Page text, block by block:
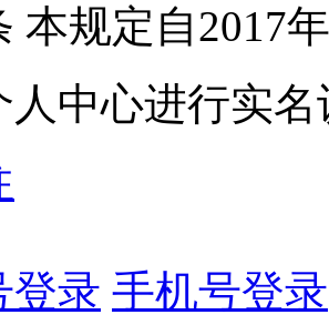
本规定自2017
人中心进行实名
登录 手机号登录